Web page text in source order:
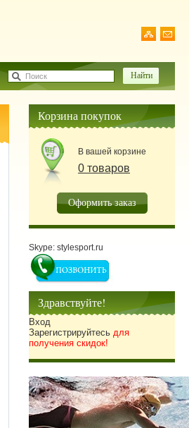
Поиск
Корзина покупок
В вашей корзине
0 товаров
Оформить заказ
Skype: stylesport.ru
Здравствуйте!
Вход
Зарегистрируйтесь для
получения скидок!